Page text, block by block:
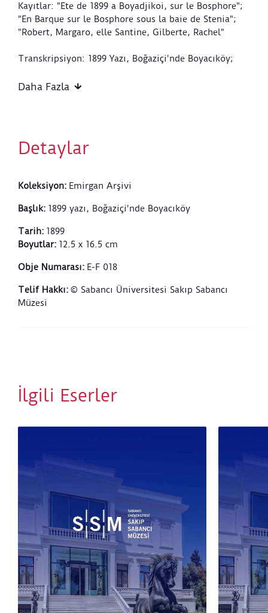
Kayıtlar: "Ete de 1899 a Boyadjikoi, sur le Bosphore";
"En Barque sur le Bosphore sous la baie de Stenia";
"Robert, Margaro, elle Santine, Gilberte, Rachel"
Transkripsiyon: 1899 Yazı, Boğaziçi'nde Boyacıköy;
Margaro, Santine, Gilberte, Rachel
Daha Fazla
Detaylar
Koleksiyon: Emirgan Arşivi
Başlık: 1899 yazı, Boğaziçi'nde Boyacıköy
Tarih: 1899
Boyutlar: 12.5 x 16.5 cm
Obje Numarası: E-F 018
Telif Hakkı: © Sabancı Üniversitesi Sakıp Sabancı
Müzesi
İlgili Eserler